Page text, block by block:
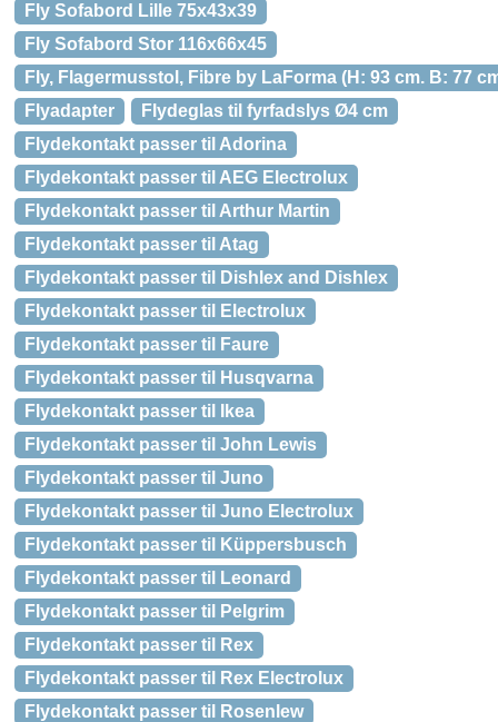
Fly Sofabord Lille 75x43x39
Fly Sofabord Stor 116x66x45
Fly, Flagermusstol, Fibre by LaForma (H: 93 cm. B: 77
Flyadapter
Flydeglas til fyrfadslys Ø4 cm
Flydekontakt passer til Adorina
Flydekontakt passer til AEG Electrolux
Flydekontakt passer til Arthur Martin
Flydekontakt passer til Atag
Flydekontakt passer til Dishlex and Dishlex
Flydekontakt passer til Electrolux
Flydekontakt passer til Faure
Flydekontakt passer til Husqvarna
Flydekontakt passer til Ikea
Flydekontakt passer til John Lewis
Flydekontakt passer til Juno
Flydekontakt passer til Juno Electrolux
Flydekontakt passer til Küppersbusch
Flydekontakt passer til Leonard
Flydekontakt passer til Pelgrim
Flydekontakt passer til Rex
Flydekontakt passer til Rex Electrolux
Flydekontakt passer til Rosenlew